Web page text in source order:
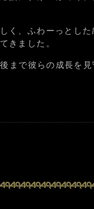
く、ふわーっとし
きました。
まで彼らの成長を